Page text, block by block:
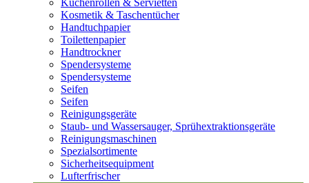
Küchenrollen & Servietten
Kosmetik & Taschentücher
Handtuchpapier
Toilettenpapier
Handtrockner
Spendersysteme
Spendersysteme
Seifen
Seifen
Reinigungsgeräte
Staub- und Wassersauger, Sprühextraktionsgeräte
Reinigungsmaschinen
Spezialsortimente
Sicherheitsequipment
Lufterfrischer